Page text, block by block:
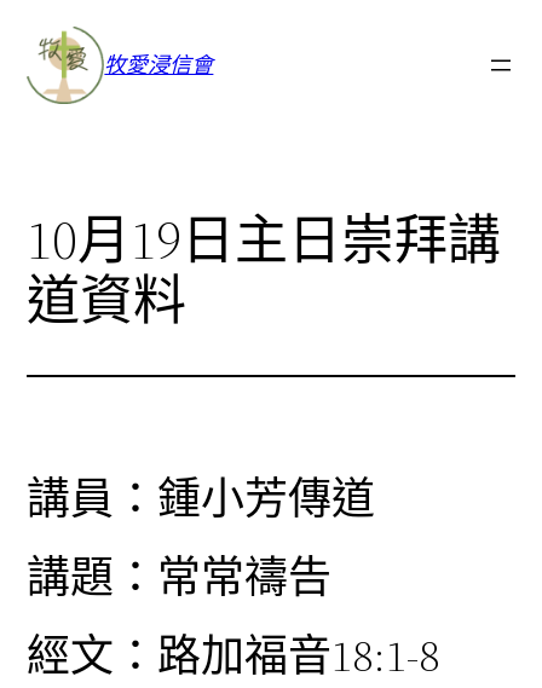
牧愛浸信會
10月19日主日崇拜講
道資料
講員：鍾小芳傳道
講題：常常禱告
經文：路加福音18:1-8